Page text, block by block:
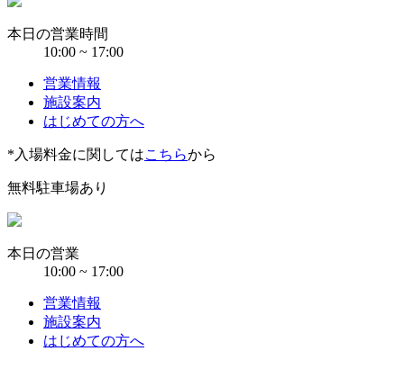
本日の営業時間
10:00 ~ 17:00
営業情報
施設案内
はじめての方へ
*入場料金に関してはこちらから
無料駐車場あり
本日の営業
10:00 ~ 17:00
営業情報
施設案内
はじめての方へ